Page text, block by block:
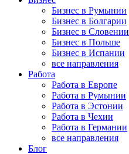
Бизнес в Румынии
Бизнес в Болгарии
Бизнес в Словении
Бизнес в Польше
Бизнес в Испании
все направления
Работа
Работа в Европе
Работа в Румынии
Работа в Эстонии
Работа в Чехии
Работа в Германии
все направления
Блог